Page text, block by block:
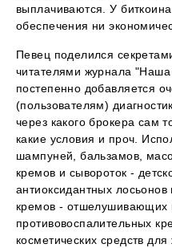
выплачиваются. У
обеспечения ни
Певец поделился
читателями журнала
постепенно добавляется
(пользователям)
через какого брокера сам
какие условия и проч.
шампуней, бальзамов,
кремов и сывороток -
антиоксидантных
кремов - отшелушивающих
противовоспалительных
косметических средств